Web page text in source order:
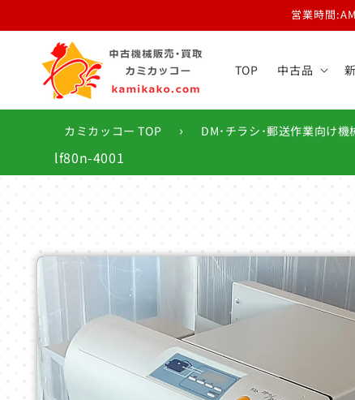
進む
営業時間
TOP 中古品
カミカッコー TOP › DM･チラシ･郵送作業向け機
lf80n-4001
商品情
キップ